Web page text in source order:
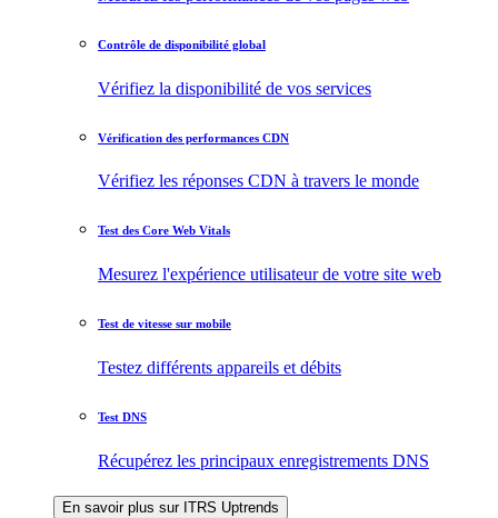
Contrôle de disponibilité global
Vérifiez la disponibilité de vos services
Vérification des performances CDN
Vérifiez les réponses CDN à travers le monde
Test des Core Web Vitals
Mesurez l'expérience utilisateur de votre site web
Test de vitesse sur mobile
Testez différents appareils et débits
Test DNS
Récupérez les principaux enregistrements DNS
En savoir plus sur ITRS Uptrends